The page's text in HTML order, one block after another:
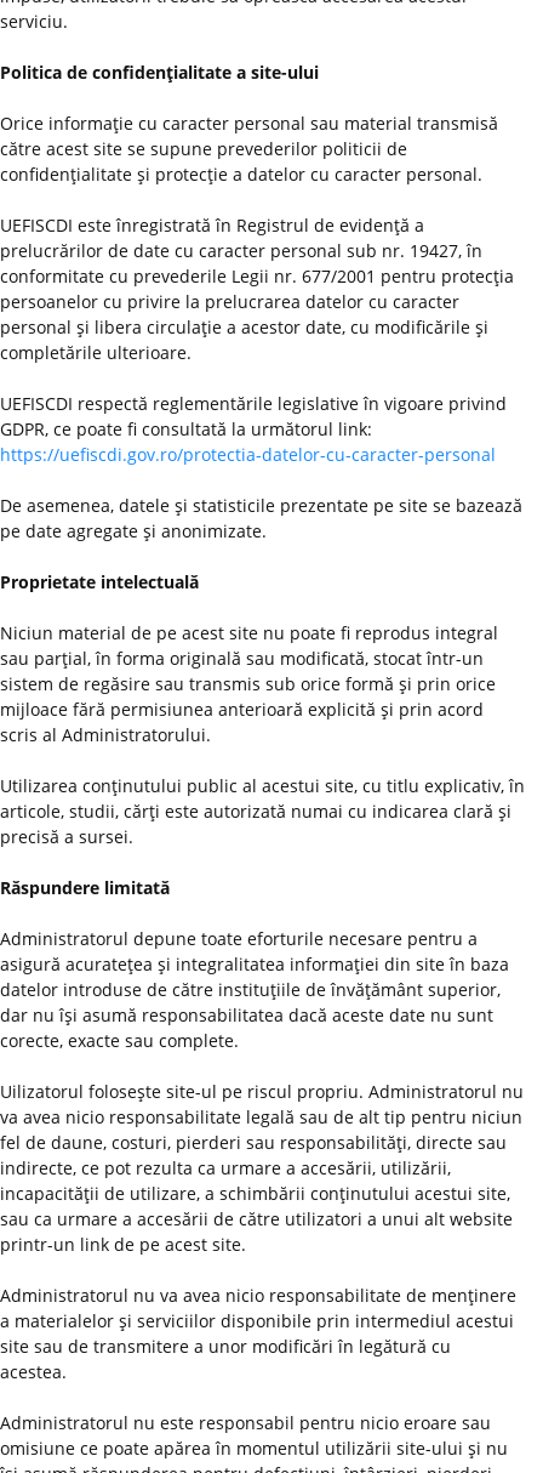
serviciu.
Politica de confidenţialitate a site-ului
Orice informaţie cu caracter personal sau material transmisă
către acest site se supune prevederilor politicii de
confidenţialitate şi protecţie a datelor cu caracter personal.
UEFISCDI este înregistrată în Registrul de evidenţă a
prelucrărilor de date cu caracter personal sub nr. 19427, în
conformitate cu prevederile Legii nr. 677/2001 pentru protecţia
persoanelor cu privire la prelucrarea datelor cu caracter
personal şi libera circulaţie a acestor date, cu modificările şi
completările ulterioare.
UEFISCDI respectă reglementările legislative în vigoare privind
GDPR, ce poate fi consultată la următorul link:
https://uefiscdi.gov.ro/protectia-datelor-cu-caracter-personal
De asemenea, datele şi statisticile prezentate pe site se bazează
pe date agregate şi anonimizate.
Proprietate intelectuală
Niciun material de pe acest site nu poate fi reprodus integral
sau parţial, în forma originală sau modificată, stocat într-un
sistem de regăsire sau transmis sub orice formă şi prin orice
mijloace fără permisiunea anterioară explicită şi prin acord
scris al Administratorului.
Utilizarea conţinutului public al acestui site, cu titlu explicativ, în
articole, studii, cărţi este autorizată numai cu indicarea clară şi
precisă a sursei.
Răspundere limitată
Administratorul depune toate eforturile necesare pentru a
asigură acurateţea şi integralitatea informaţiei din site în baza
datelor introduse de către instituţiile de învăţământ superior,
dar nu îşi asumă responsabilitatea dacă aceste date nu sunt
corecte, exacte sau complete.
Uilizatorul foloseşte site-ul pe riscul propriu. Administratorul nu
va avea nicio responsabilitate legală sau de alt tip pentru niciun
fel de daune, costuri, pierderi sau responsabilităţi, directe sau
indirecte, ce pot rezulta ca urmare a accesării, utilizării,
incapacităţii de utilizare, a schimbării conţinutului acestui site,
sau ca urmare a accesării de către utilizatori a unui alt website
printr-un link de pe acest site.
Administratorul nu va avea nicio responsabilitate de menţinere
a materialelor şi serviciilor disponibile prin intermediul acestui
site sau de transmitere a unor modificări în legătură cu
acestea.
Administratorul nu este responsabil pentru nicio eroare sau
omisiune ce poate apărea în momentul utilizării site-ului şi nu